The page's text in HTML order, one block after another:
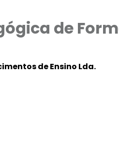
de
de Ensino Lda.